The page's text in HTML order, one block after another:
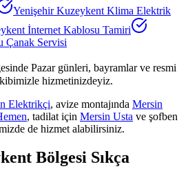
Yenişehir Kuzeykent Klima Elektrik
İnternet Kablosu Tamiri
Çanak Servisi
Pazar günleri, bayramlar ve resmi
hizmetinizdeyiz.
Elektrikçi, avize montajında Mersin
, tadilat için Mersin Usta ve şofben
de hizmet alabilirsiniz.
Bölgesi Sıkça